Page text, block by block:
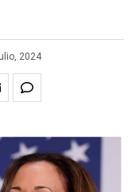
2024